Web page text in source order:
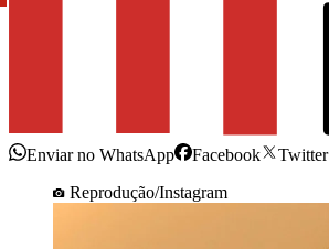
Enviar no WhatsApp Facebook
Twitter
Reprodução/Instagram